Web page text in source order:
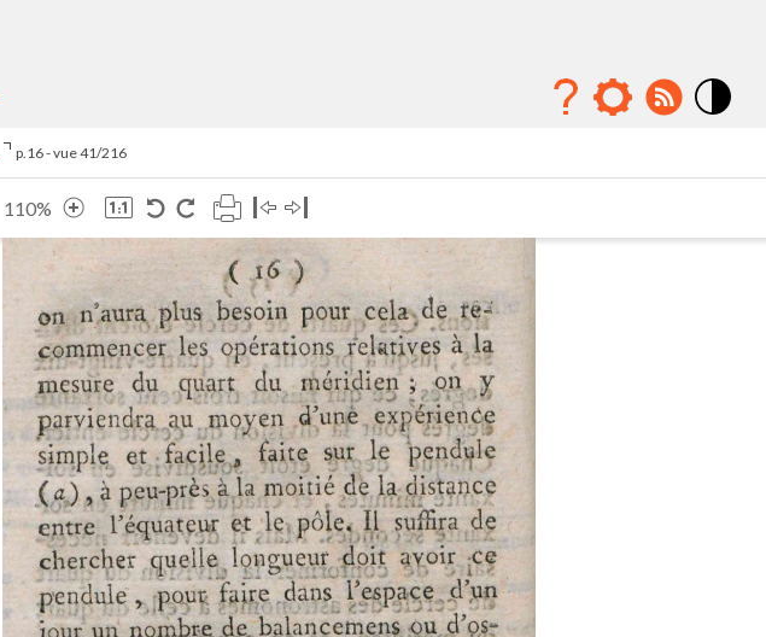
p.16 - vue 41/216
110%